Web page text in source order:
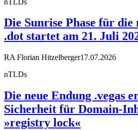
Die Sunrise Phase für die
.dot startet am 21. Juli
RA Florian Hitzelberger17.07.2026
nTLDs
Die neue Endung .vegas
Sicherheit für Domain-
»registry lock«